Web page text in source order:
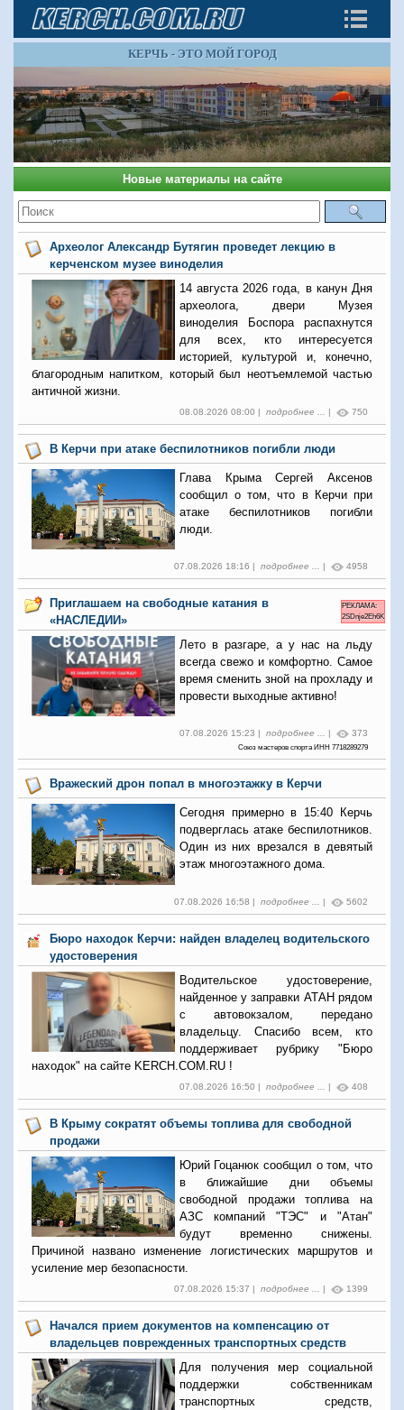
КЕРЧЬ - ЭТО МОЙ ГОРОД
Новые материалы на сайте
Археолог Александр Бутягин проведет лекцию в
керченском музее виноделия
14 августа 2026 года, в канун Дня
археолога, двери Музея
виноделия Боспора распахнутся
для всех, кто интересуется
историей, культурой и, конечно,
благородным напитком, который был неотъемлемой частью
античной жизни.
08.08.2026 08:00 | подробнее ... | 750
В Керчи при атаке беспилотников погибли люди
Глава Крыма Сергей Аксенов
сообщил о том, что в Керчи при
атаке беспилотников погибли
люди.
07.08.2026 18:16 | подробнее ... | 4958
Приглашаем на свободные катания в
«НАСЛЕДИИ»
РЕКЛАМА:
2SDnje2Eh6K
Лето в разгаре, а у нас на льду
всегда свежо и комфортно. Самое
время сменить зной на прохладу и
провести выходные активно!
07.08.2026 15:23 | подробнее ... 373
Союз мастеров спорта ИНН 7718289279
Вражеский дрон попал в многоэтажку в Керчи
Сегодня примерно в 15:40 Керчь
подверглась атаке беспилотников.
Один из них врезался в девятый
этаж многоэтажного дома.
07.08.2026 16:58 | подробнее ... | 5602
Бюро находок Керчи: найден владелец водительского
удостоверения
Водительское удостоверение,
найденное у заправки АТАН рядом
с автовокзалом, передано
владельцу. Спасибо всем, кто
поддерживает рубрику "Бюро
находок" на сайте KERCH.COM.RU !
07.08.2026 16:50 | подробнее ... | 408
В Крыму сократят объемы топлива для свободной
продажи
Юрий Гоцанюк сообщил о том, что
в ближайшие дни объемы
свободной продажи топлива на
АЗС компаний "ТЭС" и "Атан"
будут временно снижены.
Причиной названо изменение логистических маршрутов и
усиление мер безопасности.
07.08.2026 15:37 | подробнее ... | 1399
Начался прием документов на компенсацию от
владельцев поврежденных транспортных средств
Для получения мер социальной
поддержки собственникам
транспортных средств,